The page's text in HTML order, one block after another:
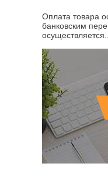
Оплата товара
банковским
осуществляется...